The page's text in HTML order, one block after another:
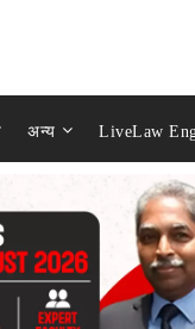
अन्य LiveLaw